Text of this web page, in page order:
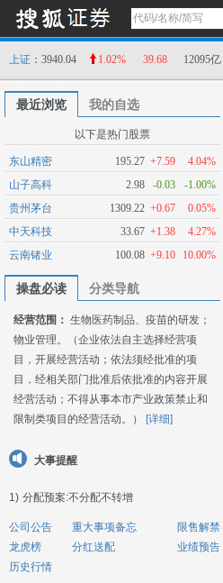
上证 ：3940.04 1.02% 39.68 12095亿
最近浏览 我的自选
以下是热门股票
东山精密 195.27 +7.59
4.04%
山子高科
2.98 -0.03
-1.00%
贵州茅台
1309.22 +0.67
0.05%
中天科技
33.67 +1.38
4.27%
云南锗业
100.08 +9.10 10.00%
操盘必读 分类导航
经营范围： 生物医药制品、疫苗的研发；
物业管理。（企业依法自主选择经营项
目，开展经营活动；依法须经批准的项
目，经相关部门批准后依批准的内容开展
经营活动；不得从事本市产业政策禁止和
限制类项目的经营活动。）
[详细]
大事提醒
1) 分配预案:不分配不转增
公司公告 重大事项备忘
限售解禁
龙虎榜
分红送配
业绩预告
历史行情